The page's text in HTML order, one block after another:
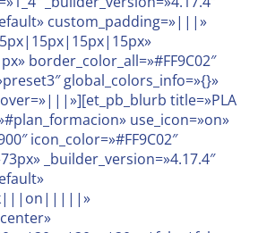
custom_padding=»|||»
border_color_all=»#FF9C02″
global_colors_info=»{}»
title=»PLA
use_icon=»on»
icon_color=»#FF9C02″
_builder_version=»4.17.4″